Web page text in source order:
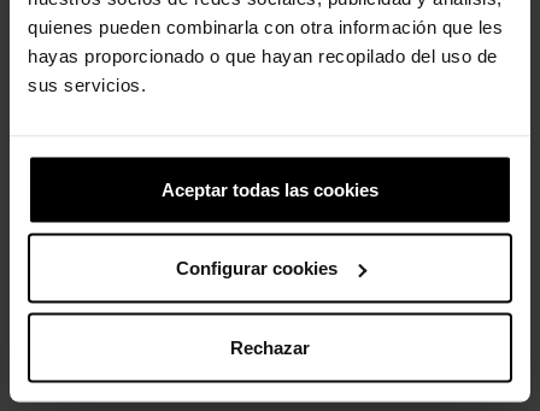
quienes pueden combinarla con otra información que les
hayas proporcionado o que hayan recopilado del uso de
sus servicios.
Aceptar todas las cookies
Configurar cookies
Rechazar
produto também compraram:
-20%
Brooklyn W
-20%
Getaway...
44,90 €